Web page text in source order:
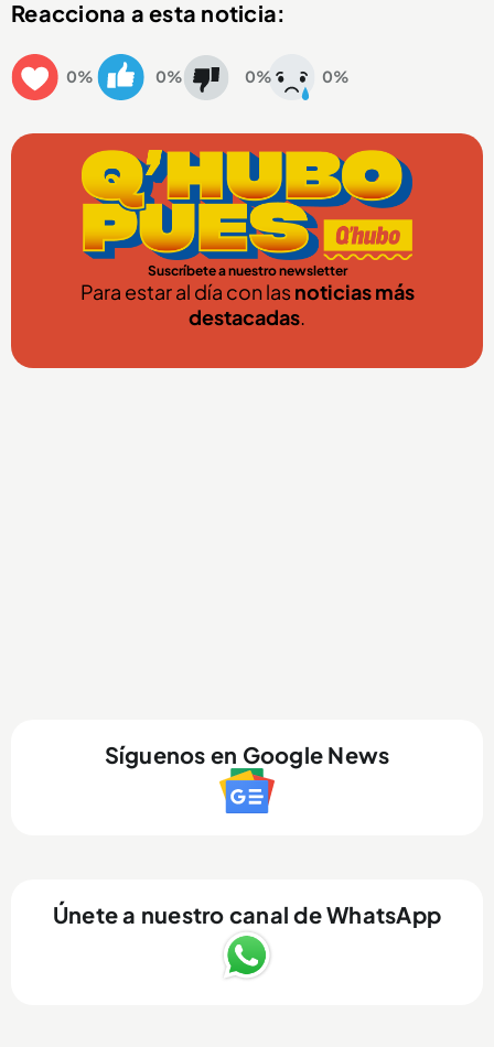
Reacciona a esta noticia:
0% 0% 0% 0%
Suscríbete a nuestro newsletter
Para estar al día con lasnoticias más
destacadas.
Síguenos en Google News
Únete a nuestro canal de WhatsApp